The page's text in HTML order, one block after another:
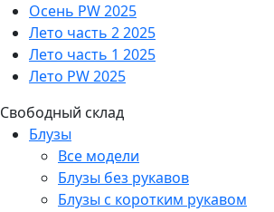
Осень PW 2025
Лето часть 2 2025
Лето часть 1 2025
Лето PW 2025
Свободный склад
Блузы
Все модели
Блузы без рукавов
Блузы с коротким рукавом